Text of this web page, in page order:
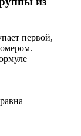
первой,